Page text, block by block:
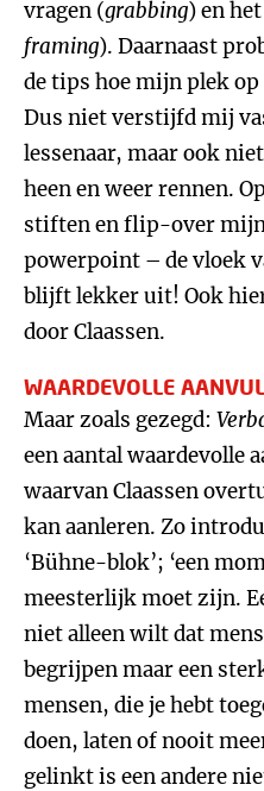
vragen (grabbing) en
framing). Daarnaast
de tips hoe mijn plek
Dus niet verstijfd mij
lessenaar, maar ook
heen en weer rennen.
stiften en flip-over mijn
powerpoint – de vloek
blijft lekker uit! Ook
door Claassen.
WAARDEVOLLE
Maar zoals gezegd:
een aantal waardevolle
waarvan Claassen
kan aanleren. Zo
‘Bühne-blok’; ‘een
meesterlijk moet zijn.
niet alleen wilt dat
begrijpen maar een
mensen, die je hebt
doen, laten of nooit
gelinkt is een andere